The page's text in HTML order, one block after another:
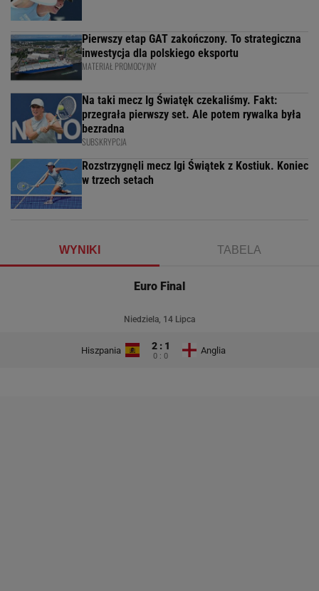
Pierwszy etap GAT zakończony. To strategiczna
inwestycja dla polskiego eksportu
MATERIAŁ PROMOCYJNY
Na taki mecz Ig Światęk czekaliśmy. Fakt:
przegrała pierwszy set. Ale potem rywalka była
bezradna
SUBSKRYPCJA
Rozstrzygnęli mecz Igi Świątek z Kostiuk. Koniec
w trzech setach
WYNIKI TABELA
Euro Final
Niedziela, 14 Lipca
Hiszpania 2 : 1
0 : 0
Anglia